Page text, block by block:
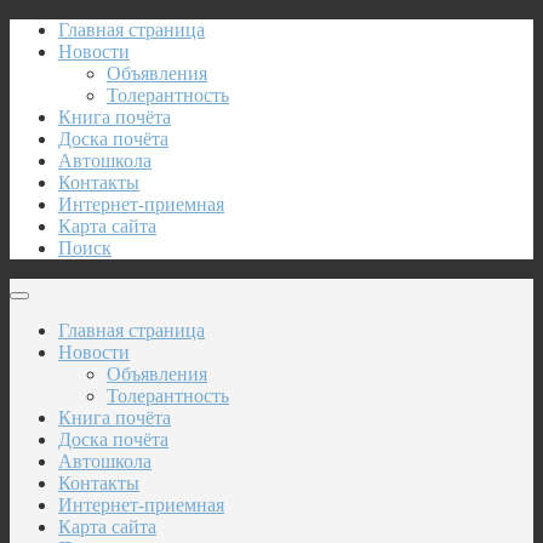
Главная страница
Новости
Объявления
Толерантность
Книга почёта
Доска почёта
Автошкола
Контакты
Интернет-приемная
Карта сайта
Поиск
Главная страница
Новости
Объявления
Толерантность
Книга почёта
Доска почёта
Автошкола
Контакты
Интернет-приемная
Карта сайта